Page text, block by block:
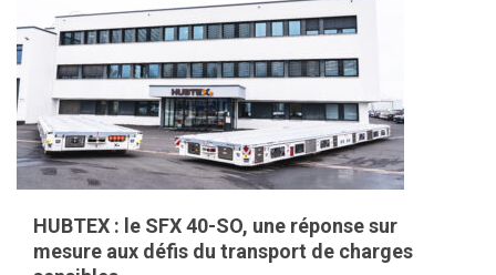
HUBTEX : le SFX 40-SO, une réponse sur
mesure aux défis du transport de charges